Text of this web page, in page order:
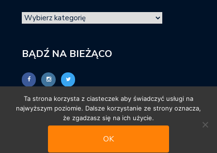
BĄDŹ NA BIEŻĄCO
© promocjeksiazkowe.pl
Ta strona korzysta z ciasteczek aby świadczyć usługi na
najwyższym poziomie. Dalsze korzystanie ze strony oznacza,
że zgadzasz się na ich użycie.
OK